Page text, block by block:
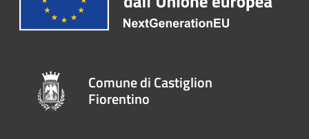
Comune di Castiglion
Fiorentino